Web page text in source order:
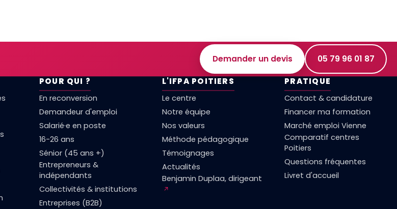
Demander un devis 05 79 96 01 87
POUR QUI ?
En reconversion
Demandeur d'emploi
Salarié·e en poste
16-26 ans
Sénior (45 ans +)
Entrepreneurs &
indépendants
Collectivités & institutions
Entreprises (B2B)
L'IFPA POITIERS
Le centre
Notre équipe
Nos valeurs
Méthode pédagogique
Témoignages
Actualités
Benjamin Duplaa, dirigeant
↗
PRATIQUE
Contact & candidature
Financer ma formation
Marché emploi Vienne
Comparatif centres
Poitiers
Questions fréquentes
Livret d'accueil